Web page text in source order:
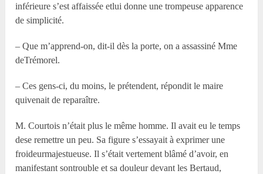
inférieure s’est affaissée etlui donne une trompeuse apparence
de simplicité.
– Que m’apprend-on, dit-il dès la porte, on a assassiné Mme
deTrémorel.
– Ces gens-ci, du moins, le prétendent, répondit le maire
quivenait de reparaître.
M. Courtois n’était plus le même homme. Il avait eu le temps
dese remettre un peu. Sa figure s’essayait à exprimer une
froideurmajestueuse. Il s’était vertement blâmé d’avoir, en
manifestant sontrouble et sa douleur devant les Bertaud,